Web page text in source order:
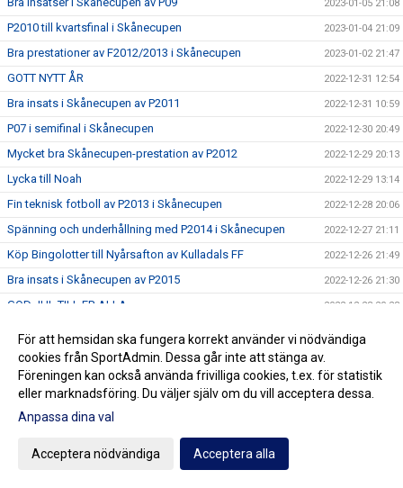
2023-01-05 21:08
P2010 till kvartsfinal i Skånecupen 2023-01-04 21:09
Bra prestationer av F2012/2013 i Skånecupen 2023-01-02 21:47
GOTT NYTT ÅR 2022-12-31 12:54
Bra insats i Skånecupen av P2011 2022-12-31 10:59
P07 i semifinal i Skånecupen 2022-12-30 20:49
Mycket bra Skånecupen-prestation av P2012 2022-12-29 20:13
Lycka till Noah 2022-12-29 13:14
Fin teknisk fotboll av P2013 i Skånecupen 2022-12-28 20:06
Spänning och underhållning med P2014 i Skånecupen 2022-12-27 21:11
Köp Bingolotter till Nyårsafton av Kulladals FF 2022-12-26 21:49
Bra insats i Skånecupen av P2015 2022-12-26 21:30
GOD JUL TILL ER ALLA 2022-12-23 20:23
P2010 avslutade säsongen med beachvolleyboll
Köp era Jul-Bingolotter av Kulladals FF vid ICA Kvantum
Malmborgs Mobilia
2022-12-11 11:50
Nyförvärv och återvändare till A-laget
För att hemsidan ska fungera korrekt använder vi nödvändiga
cookies från SportAdmin. Dessa går inte att stänga av.
Föreningen kan också använda frivilliga cookies, t.ex. för statistik
eller marknadsföring. Du väljer själv om du vill acceptera dessa.
Anpassa dina val
Acceptera nödvändiga Acceptera alla